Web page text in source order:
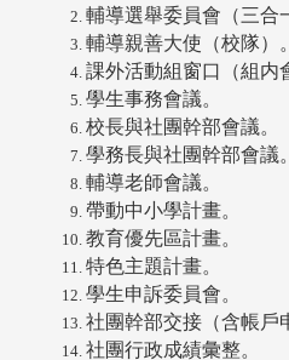
輔導選舉委員會（三合
輔導親善大使（校隊）。
課外活動組窗口（組内
學生事務會議。
校長與社團幹部會議。
學務長與社團幹部會議。
輔導老師會議。
帶動中小學計畫。
教育優先區計畫。
特色主題計畫。
學生申訴委員會。
社團幹部交接（含帳戶
社團行政成績彙整。